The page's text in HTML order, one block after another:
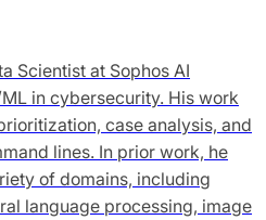
Scientist at Sophos AI
in cybersecurity. His work
case analysis, and
lines. In prior work, he
of domains, including
language processing, image